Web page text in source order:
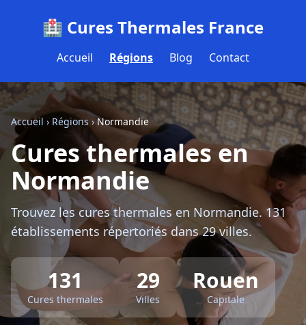
🏥 Cures Thermales France
Accueil Régions Blog Contact
Accueil › Régions ›Normandie
Cures thermales en
Normandie
Trouvez les cures thermales en Normandie. 131
établissements répertoriés dans 29 villes.
131
Cures thermales
29
Villes
Rouen
Capitale